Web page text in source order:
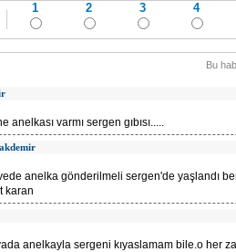
1 2 3 4
Bu
anelkası varmı sergen gıbısı.....
anelka gönderilmeli sergen'de yaşlandı
karan
anelkayla sergeni kıyaslamam bile.o her